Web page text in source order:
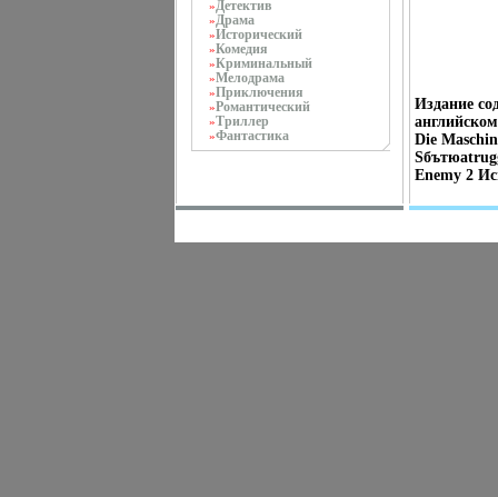
»Детектив
»Драма
»Исторический
»Комедия
»Криминальный
»Мелодрама
»Приключения
»Романтический
»Триллер
»Фантастика
Издание
Die
Enemy 2